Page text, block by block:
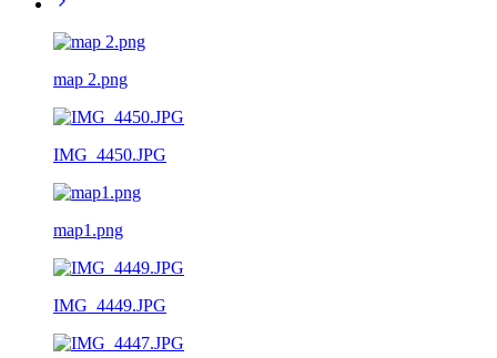
map 2.png
IMG_4450.JPG
map1.png
IMG_4449.JPG